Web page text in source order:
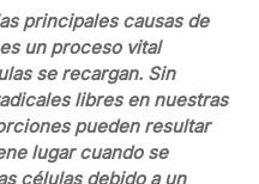
principales causas de
un proceso vital
se recargan. Sin
libres en nuestras
pueden resultar
lugar cuando se
células debido a un